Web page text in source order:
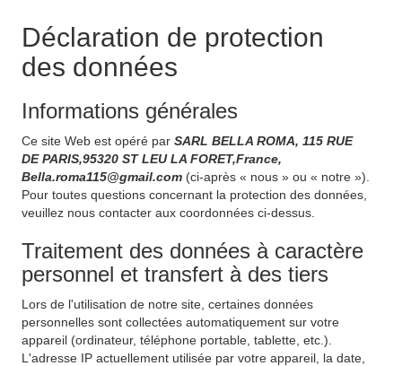
Déclaration de protection
des données
Informations générales
Ce site Web est opéré par SARL BELLA ROMA, 115 RUE
DE PARIS,95320 ST LEU LA FORET,France,
Bella.roma115@gmail.com (ci-après « nous » ou « notre »).
Pour toutes questions concernant la protection des données,
veuillez nous contacter aux coordonnées ci-dessus.
Traitement des données à caractère
personnel et transfert à des tiers
Lors de l'utilisation de notre site, certaines données
personnelles sont collectées automatiquement sur votre
appareil (ordinateur, téléphone portable, tablette, etc.).
L'adresse IP actuellement utilisée par votre appareil, la date,